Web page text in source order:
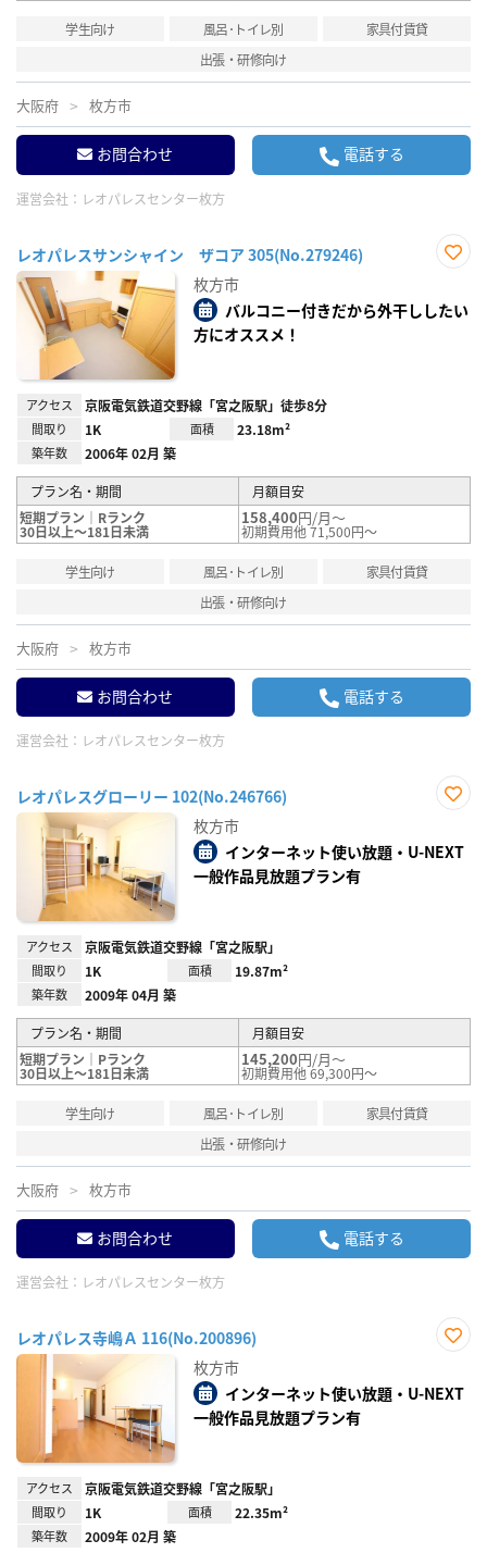
学生向け 風呂･トイレ別
家具付賃貸
出張・研修向け
大阪府 枚方市
お問合わせ 電話する
運営会社： レオパレスセンター枚方
レオパレスサンシャイン ザコア 305(No.279246)
り登
録
枚方市
バルコニー付きだから外干ししたい
方にオススメ！
アクセス 京阪電気鉄道交野線「宮之阪駅」徒歩8分
間取り 1K 面積 23.18m²
築年数 2006年 02月 築
プラン名・期間
月額目安
短期プラン｜Rランク
30日以上～181日未満
158,400円/月～
初期費用他 71,500円～
学生向け 風呂･トイレ別
家具付賃貸
出張・研修向け
大阪府 枚方市
お問合わせ 電話する
運営会社： レオパレスセンター枚方
レオパレスグローリー 102(No.246766)
り登
録
枚方市
インターネット使い放題・U-NEXT
一般作品見放題プラン有
アクセス 京阪電気鉄道交野線「宮之阪駅」
間取り 1K 面積 19.87m²
築年数 2009年 04月 築
プラン名・期間
月額目安
短期プラン｜Pランク
30日以上～181日未満
145,200円/月～
初期費用他 69,300円～
学生向け 風呂･トイレ別
家具付賃貸
出張・研修向け
大阪府 枚方市
お問合わせ 電話する
運営会社： レオパレスセンター枚方
レオパレス寺嶋Ａ 116(No.200896)
り登
録
枚方市
インターネット使い放題・U-NEXT
一般作品見放題プラン有
アクセス 京阪電気鉄道交野線「宮之阪駅」
間取り 1K 面積 22.35m²
築年数 2009年 02月 築